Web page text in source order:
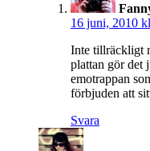
16 juni, 2010
Inte tillräckligt
plattan gör det
emotrappan
förbjuden att
Svara